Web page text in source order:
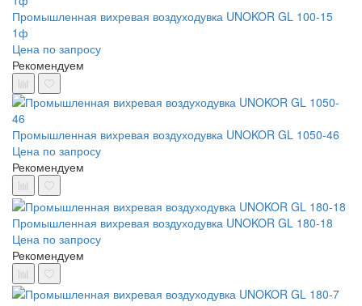
Промышленная вихревая воздуходувка UNOKOR GL 100-15
1ф
Цена по запросу
Рекомендуем
Промышленная вихревая воздуходувка UNOKOR GL 1050-46
Цена по запросу
Рекомендуем
Промышленная вихревая воздуходувка UNOKOR GL 180-18
Цена по запросу
Рекомендуем